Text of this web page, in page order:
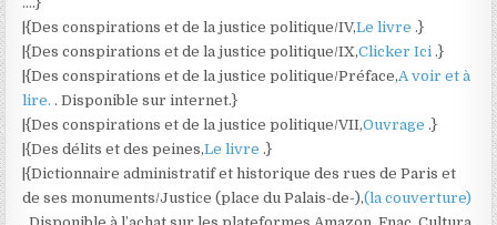
|{Des conspirations et de la justice politique/IV,Le livre .}
|{Des conspirations et de la justice politique/IX,Clicker Ici .}
|{Des conspirations et de la justice politique/Préface,A voir et à
lire. . Disponible sur internet.}
|{Des conspirations et de la justice politique/VII,Ouvrage .}
|{Des délits et des peines,Le livre .}
|{Dictionnaire administratif et historique des rues de Paris et
de ses monuments/Justice (place du Palais-de-),(la couverture)